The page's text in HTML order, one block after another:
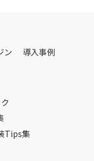
ン
導入事例
Tips集